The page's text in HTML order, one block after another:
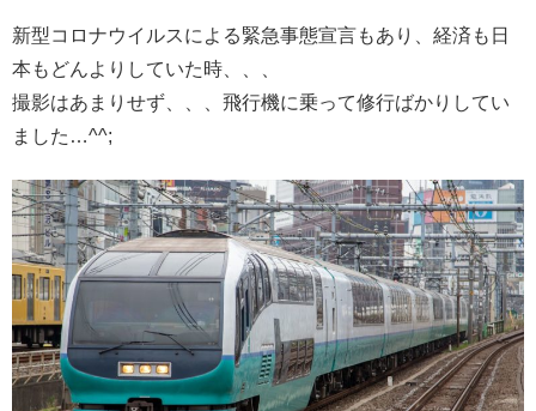
新型コロナウイルスによる緊急事態宣言もあり、経済も日
本もどんよりしていた時、、、
撮影はあまりせず、、、飛行機に乗って修行ばかりしてい
ました…^^;